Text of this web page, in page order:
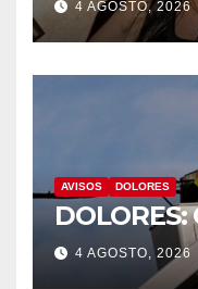
4 AGOSTO, 2026
AVISOS DOLORES
4 AGOSTO, 2026